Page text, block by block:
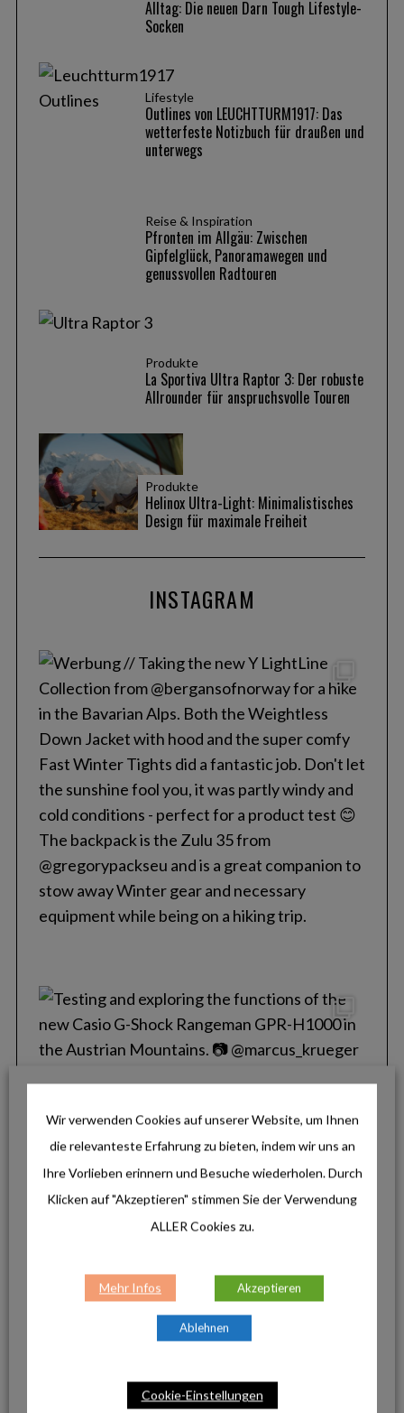
Alltag: Die neuen Darn Tough Lifestyle-
Socken
Lifestyle
Outlines von LEUCHTTURM1917: Das
wetterfeste Notizbuch für draußen und
unterwegs
Reise & Inspiration
Pfronten im Allgäu: Zwischen
Gipfelglück, Panoramawegen und
genussvollen Radtouren
Produkte
La Sportiva Ultra Raptor 3: Der robuste
Allrounder für anspruchsvolle Touren
Produkte
Helinox Ultra-Light: Minimalistisches
Design für maximale Freiheit
INSTAGRAM
a
r
c
o
r
:
Wir verwenden Cookies auf unserer Website, um Ihnen
die relevanteste Erfahrung zu bieten, indem wir uns an
Ihre Vorlieben erinnern und Besuche wiederholen. Durch
Klicken auf "Akzeptieren" stimmen Sie der Verwendung
ALLER Cookies zu.
Mehr Infos Akzeptieren
Ablehnen
Cookie-Einstellungen